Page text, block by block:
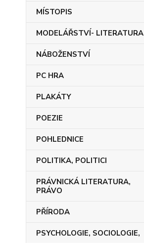
MÍSTOPIS
MODELÁŘSTVÍ- LITERATURA
NÁBOŽENSTVÍ
PC HRA
PLAKÁTY
POEZIE
POHLEDNICE
POLITIKA, POLITICI
PRÁVNICKÁ LITERATURA,
PRÁVO
PŘÍRODA
PSYCHOLOGIE, SOCIOLOGIE,